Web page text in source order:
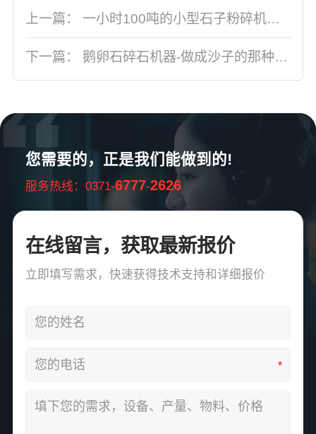
上一篇： 一小时100吨的小型石子粉碎机多少钱？
下一篇： 鹅卵石碎石机器-做成沙子的那种机器多少钱?
您需要的，正是我们能做到的!
服务热线：0371-6777-2626
在线留言，获取最新报价
立即填写需求，快速获得技术支持和详细报价
*